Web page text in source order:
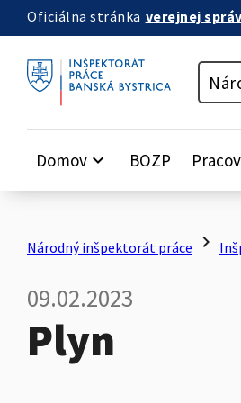
Preskočiť na obsah
Oficiálna stránka verejnej
Domov keyboard_arrow_down BOZP
Národný inšpektorát práce chevron_right
09.02.2023
Plyn